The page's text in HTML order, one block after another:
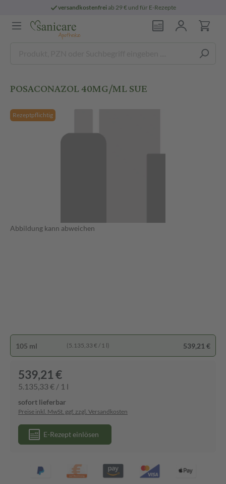
versandkostenfreiab 29 € und für E-Rezepte
POSACONAZOL 40MG/ML SUE
Rezeptpflichtig
Abbildung kann abweichen
105 ml (5.135,33 € / 1 l) 539,21 €
539,21 €
5.135,33 € / 1 l
sofort lieferbar
Preise inkl. MwSt. ggf. zzgl. Versandkosten
E-Rezept einlösen